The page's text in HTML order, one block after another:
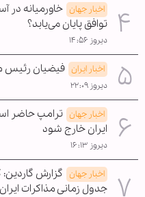
اخبار جهان خاورمیانه در
توافق پایان می‌یابد؟
دیروز ۱۴:۵۶
اخبار ایران فیضیان رئیس
دیروز ۲۲:۰۹
اخبار جهان ترامپ حاضر
ایران خارج شود
دیروز ۱۶:۱۳
اخبار جهان گزارش گاردین:
جدول زمانی مذاکرات